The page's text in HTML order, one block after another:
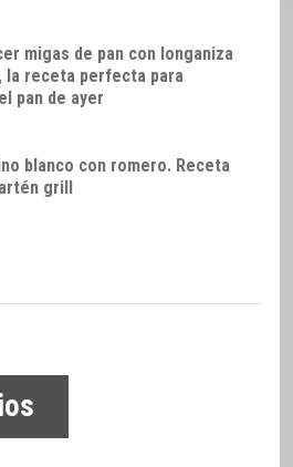
migas de pan con longaniza
la receta perfecta para
pan de ayer
blanco con romero. Receta
grill